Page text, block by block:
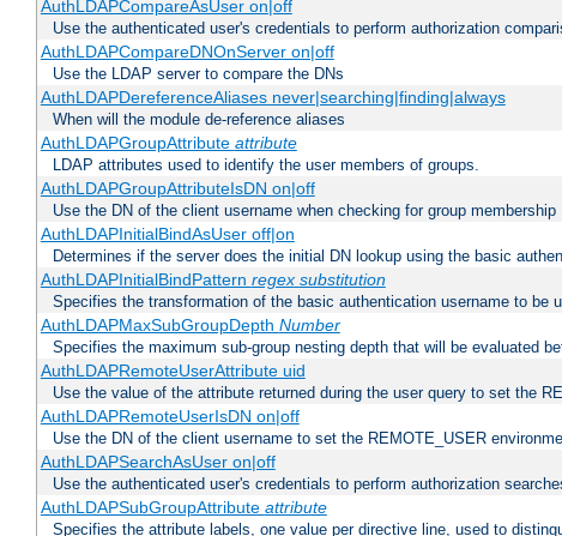
AuthLDAPCompareAsUser on|off
Use the authenticated user's credentials to perform authorization
AuthLDAPCompareDNOnServer on|off
Use the LDAP server to compare the DNs
AuthLDAPDereferenceAliases never|searching|finding|always
When will the module de-reference aliases
AuthLDAPGroupAttribute attribute
LDAP attributes used to identify the user members of groups.
AuthLDAPGroupAttributeIsDN on|off
Use the DN of the client username when checking for group membership
AuthLDAPInitialBindAsUser off|on
Determines if the server does the initial DN lookup using the basic
AuthLDAPInitialBindPattern regex substitution
Specifies the transformation of the basic authentication username to be
AuthLDAPMaxSubGroupDepth Number
Specifies the maximum sub-group nesting depth that will be evaluated
AuthLDAPRemoteUserAttribute uid
Use the value of the attribute returned during the user query to set the
AuthLDAPRemoteUserIsDN on|off
Use the DN of the client username to set the REMOTE_USER
AuthLDAPSearchAsUser on|off
Use the authenticated user's credentials to perform authorization
AuthLDAPSubGroupAttribute attribute
Specifies the attribute labels, one value per directive line, used to